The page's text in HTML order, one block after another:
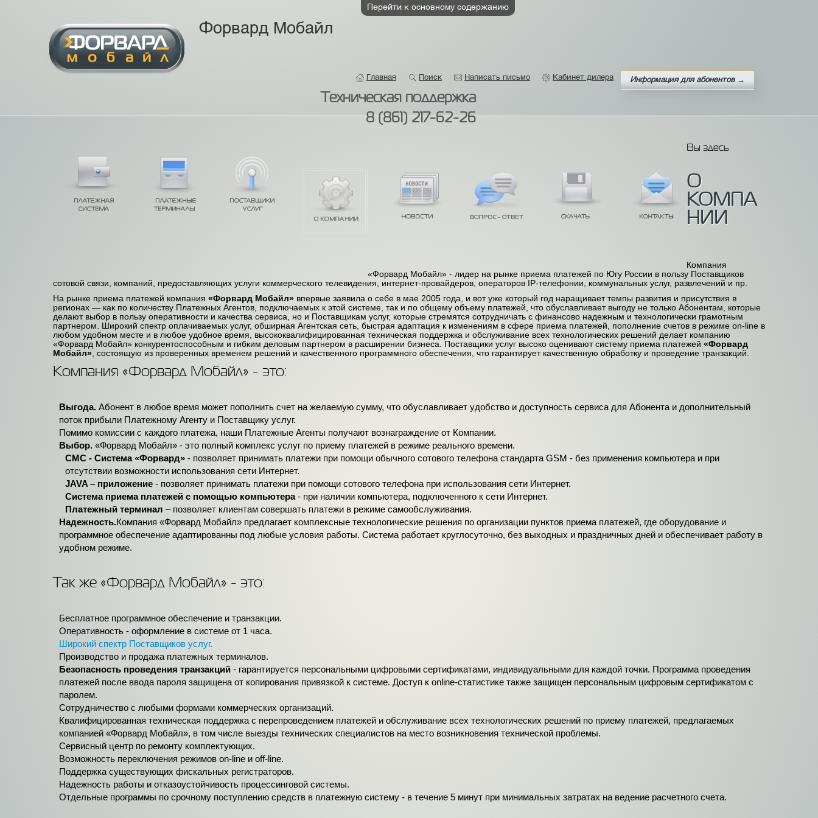
Перейти к основному содержанию
Форвард Мобайл
Главная Поиск Написать письмо Кабинет дилера Информация для абонентов →
Техническая поддержка
8 (861) 217-62-26
Вы здесь
О
КОМПА
НИИ
Компания
«Форвард Мобайл» - лидер на рынке приема платежей по Югу России в пользу Поставщиков
сотовой связи, компаний, предоставляющих услуги коммерческого телевидения, интернет-провайдеров, операторов IP-телефонии, коммунальных услуг, развлечений и пр.
На рынке приема платежей компания «Форвард Мобайл» впервые заявила о себе в мае 2005 года, и вот уже который год наращивает темпы развития и присутствия в
регионах — как по количеству Платежных Агентов, подключаемых к этой системе, так и по общему объему платежей, что обуславливает выгоду не только Абонентам, которые
делают выбор в пользу оперативности и качества сервиса, но и Поставщикам услуг, которые стремятся сотрудничать с финансово надежным и технологически грамотным
партнером. Широкий спектр оплачиваемых услуг, обширная Агентская сеть, быстрая адаптация к изменениям в сфере приема платежей, пополнение счетов в режиме on-line в
любом удобном месте и в любое удобное время, высококвалифицированная техническая поддержка и обслуживание всех технологических решений делает компанию
«Форвард Мобайл» конкурентоспособным и гибким деловым партнером в расширении бизнеса. Поставщики услуг высоко оценивают систему приема платежей «Форвард
Мобайл» , состоящую из проверенных временем решений и качественного программного обеспечения, что гарантирует качественную обработку и проведение транзакций.
Компания «Форвард Мобайл» - это:
Выгода. Абонент в любое время может пополнить счет на желаемую сумму, что обуславливает удобство и доступность сервиса для Абонента и дополнительный
поток прибыли Платежному Агенту и Поставщику услуг.
Помимо комиссии с каждого платежа, наши Платежные Агенты получают вознаграждение от Компании.
Выбор. «Форвард Мобайл» - это полный комплекс услуг по приему платежей в режиме реального времени.
СМС - Система «Форвард» - позволяет принимать платежи при помощи обычного сотового телефона стандарта GSM - без применения компьютера и при
отсутствии возможности использования сети Интернет.
JAVA – приложение - позволяет принимать платежи при помощи сотового телефона при использования сети Интернет.
Система приема платежей с помощью компьютера- при наличии компьютера, подключенного к сети Интернет.
Платежный терминал – позволяет клиентам совершать платежи в режиме самообслуживания.
Надежность.Компания «Форвард Мобайл» предлагает комплексные технологические решения по организации пунктов приема платежей, где оборудование и
программное обеспечение адаптированны под любые условия работы. Система работает круглосуточно, без выходных и праздничных дней и обеспечивает работу в
удобном режиме.
Так же «Форвард Мобайл» - это:
Бесплатное программное обеспечение и транзакции.
Оперативность - оформление в системе от 1 часа.
Широкий спектр Поставщиков услуг.
Производство и продажа платежных терминалов.
Безопасность проведения транзакций - гарантируется персональными цифровыми сертификатами, индивидуальными для каждой точки. Программа проведения
платежей после ввода пароля защищена от копирования привязкой к системе. Доступ к online-статистике также защищен персональным цифровым сертификатом с
паролем.
Сотрудничество с любыми формами коммерческих организаций.
Квалифицированная техническая поддержка с перепроведением платежей и обслуживание всех технологических решений по приему платежей, предлагаемых
компанией «Форвард Мобайл», в том числе выезды технических специалистов на место возникновения технической проблемы.
Сервисный центр по ремонту комплектующих.
Возможность переключения режимов on-line и off-line.
Поддержка существующих фискальных регистраторов.
Надежность работы и отказоустойчивость процессинговой системы.
Отдельные программы по срочному поступлению средств в платежную систему - в течение 5 минут при минимальных затратах на ведение расчетного счета.